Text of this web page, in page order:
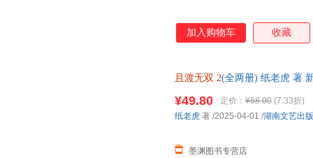
加入购物车 收藏
且渡无双 2(全两册) 纸老虎 著
¥49.80 定价： ¥68.00 (7.33折)
墨渊图书专营店
纸老虎 著 /2025-04-01 /湖南文艺出